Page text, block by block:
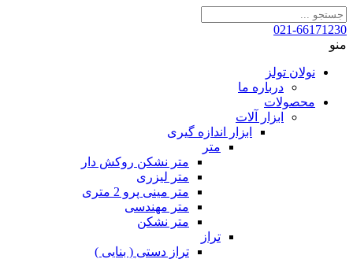
021-66171230
منو
نولان تولز
درباره ما
محصولات
ابزار آلات
ابزار اندازه گیری
متر
متر نشکن روکش دار
متر لیزری
متر مینی پرو 2 متری
متر مهندسی
متر نشکن
تراز
تراز دستی ( بنایی )